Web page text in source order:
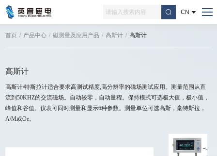
CN
首页 / 产品中心 / 磁测量及应用产品 / 高斯计 / 高斯计
高斯计
高斯计/特斯拉计适合要求高测试精度,高分辨率的磁场测试应用。测量范围从直
流到50KHZ的交流磁场。自动较零，自动量程。保持模式可选极大值，极小值，
峰值和谷值。仪表可同时测量和显示6种参数。测量单位可选高斯，毫特斯拉，
A/M或Oe。